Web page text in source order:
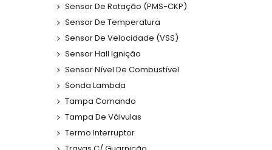
Sensor De Rotação (PMS-CKP)
Sensor De Temperatura
Sensor De Velocidade (VSS)
Sensor Hall Ignição
Sensor Nível De Combustível
Sonda Lambda
Tampa Comando
Tampa De Válvulas
Termo Interruptor